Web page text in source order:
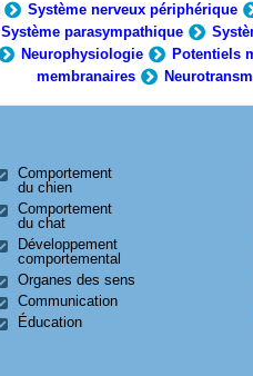
Système nerveux périphérique
Système parasympathique
Neurophysiologie Potentiels
membranaires
Comportement
du chien
Comportement
du chat
Développement
comportemental
Organes des sens
Communication
Éducation